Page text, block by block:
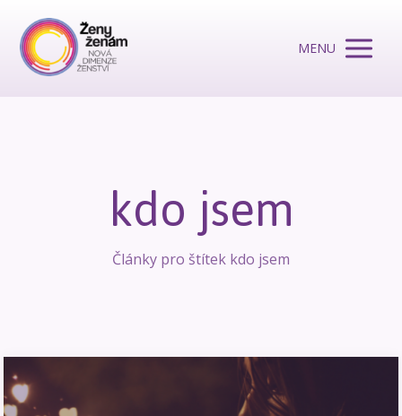
MENU
kdo jsem
Články pro štítek kdo jsem